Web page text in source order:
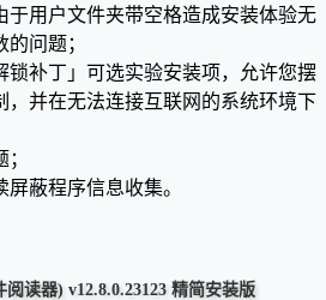
于用户文件夹带空格造成安装体验无
问题；
锁补丁」可选实验安装项，允许您摆
，并在无法连接互联网的系统环境下
蔽程序信息收集。
读器) v12.8.0.23123 精简安装版